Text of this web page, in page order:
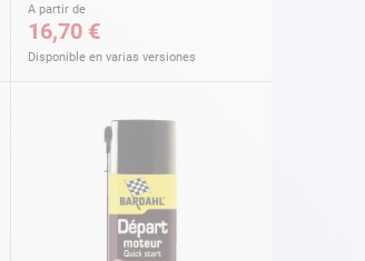
A partir de
16,70 €
Disponible en varias versiones